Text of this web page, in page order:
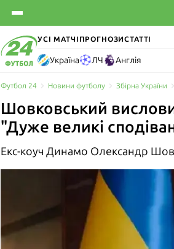
УСІ МАТЧІ ПРОГНОЗИСТАТТІ
Україна ЛЧ Англія
Футбол 24 Новини футболу Збірна України
Шовковський
"Дуже великі
Екс-коуч Динамо Олександр